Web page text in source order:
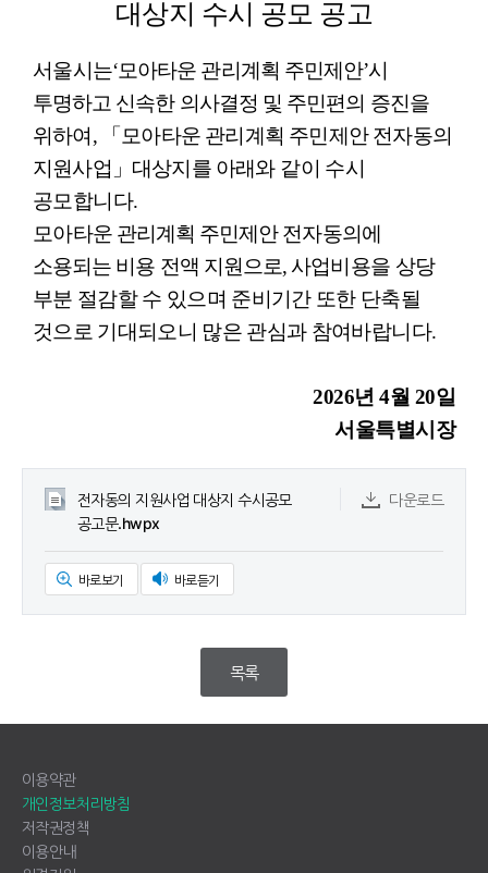
대상지 수시 공모 공고
서울시는‘모아타운 관리계획 주민제안’시
투명하고 신속한 의사결정 및 주민편의 증진을
위하여 , 「 모아타운 관리계획 주민제안 전자동의
지원사업 」 대상지를 아래와 같이 수시
공모합니다.
모아타운 관리계획 주민제안 전자동의에
소용되는 비용 전액 지원으로, 사업비용을 상당
부분 절감할 수 있으며 준비기간 또한 단축될
것으로 기대되오니 많은 관심과 참여바랍니다.
2026년4월 20일
서울특별시장
전자동의 지원사업 대상지 수시공모
공고문.hwpx
다운로드
바로보기 바로듣기
목록
이용약관
개인정보처리방침
저작권정책
이용안내